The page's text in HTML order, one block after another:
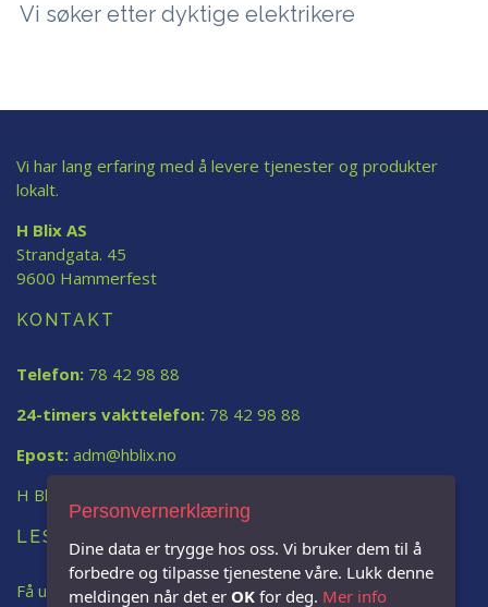
Vi søker etter dyktige elektrikere
Vi har lang erfaring med å levere tjenester og produkter
lokalt.
H Blix AS
Strandgata. 45
9600 Hammerfest
KONTAKT
Telefon: 78 42 98 88
24-timers vakttelefon: 78 42 98 88
Epost: adm@hblix.no
H Blix AS
LES MER:
Få uforpliktende tilbud
Personvernerklæring
Dine data er trygge hos oss. Vi bruker dem til å
forbedre og tilpasse tjenestene våre. Lukk denne
meldingen når det er OK for deg. Mer info